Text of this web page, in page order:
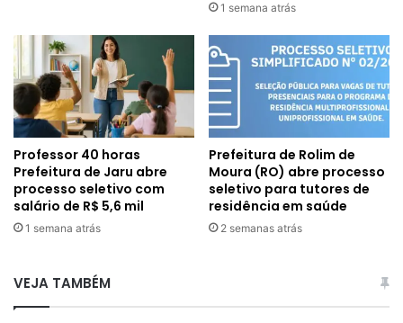
1 semana atrás
Professor 40 horas
Prefeitura de Jaru abre
processo seletivo com
salário de R$ 5,6 mil
1 semana atrás
Prefeitura de Rolim de
Moura (RO) abre processo
seletivo para tutores de
residência em saúde
2 semanas atrás
VEJA TAMBÉM